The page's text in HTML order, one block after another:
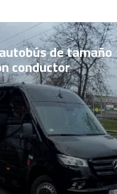
de tamaño
conductor